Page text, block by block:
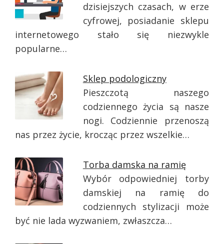
dzisiejszych czasach, w erze
cyfrowej, posiadanie sklepu
internetowego stało się niezwykle
popularne…
Sklep podologiczny
Pieszczotą naszego
codziennego życia są nasze
nogi. Codziennie przenoszą
nas przez życie, krocząc przez wszelkie…
Torba damska na ramię
Wybór odpowiedniej torby
damskiej na ramię do
codziennych stylizacji może
być nie lada wyzwaniem, zwłaszcza…